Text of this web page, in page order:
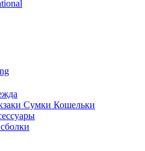
Сумки Кошельки